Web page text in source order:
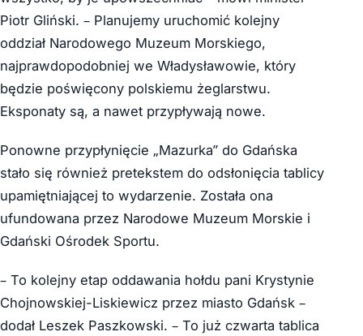
Piotr Gliński. – Planujemy uruchomić kolejny
oddział Narodowego Muzeum Morskiego,
najprawdopodobniej we Władysławowie, który
będzie poświęcony polskiemu żeglarstwu.
Eksponaty są, a nawet przypływają nowe.
Ponowne przypłynięcie „Mazurka” do Gdańska
stało się również pretekstem do odsłonięcia tablicy
upamiętniającej to wydarzenie. Została ona
ufundowana przez Narodowe Muzeum Morskie i
Gdański Ośrodek Sportu.
– To kolejny etap oddawania hołdu pani Krystynie
Chojnowskiej-Liskiewicz przez miasto Gdańsk –
dodał Leszek Paszkowski. – To już czwarta tablica